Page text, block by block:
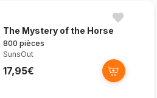
The Mystery of the Horse
800 pièces
SunsOut
17,95€